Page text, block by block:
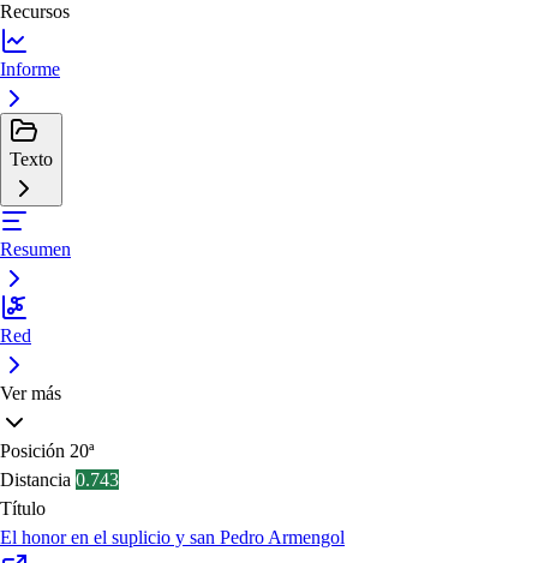
Recursos
Informe
Texto
Resumen
Red
Ver más
Posición 20ª
Distancia 0.743
Título
El honor en el suplicio y san Pedro Armengol